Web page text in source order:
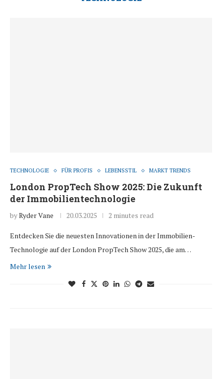
TECHNOLOGIE FÜR PROFIS LEBENSSTIL MARKT TRENDS
London PropTech Show 2025: Die Zukunft
der Immobilientechnologie
byRyder Vane 20.03.2025 2 minutes read
Entdecken Sie die neuesten Innovationen in der Immobilien-
Technologie auf der London PropTech Show 2025, die am…
Mehr lesen